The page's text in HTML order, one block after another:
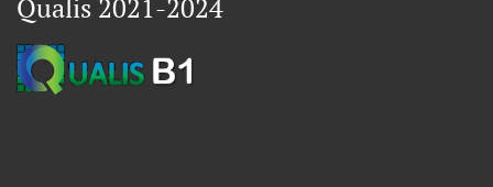
Qualis 2021-2024